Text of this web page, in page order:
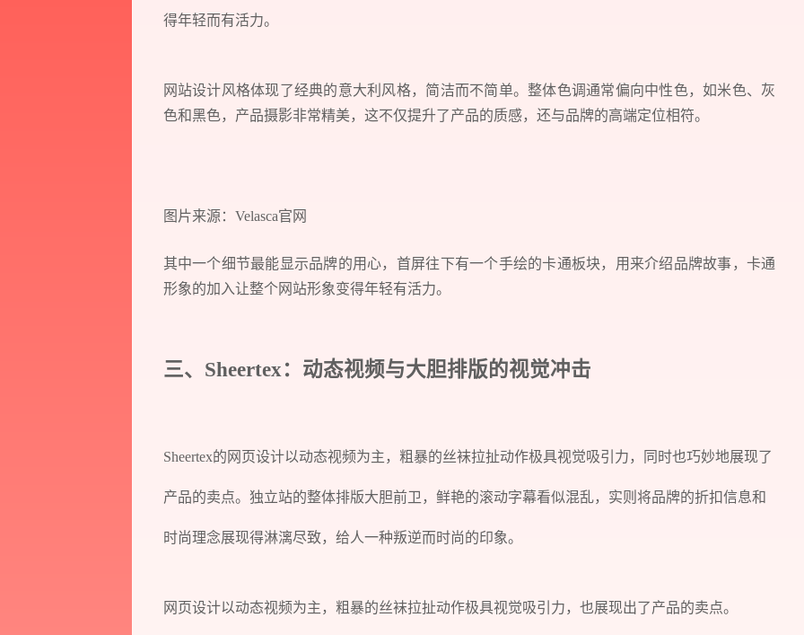
Think.
Action.
预约我们的数字化专家
您需要： 网站建设 数字产品研发 SEO搜索
得年轻而有活力。
网站设计风格体现了经典的意大利风格，简洁而不简单。整体色调通常偏向中性色，如米色、灰
色和黑色，产品摄影非常精美，这不仅提升了产品的质感，还与品牌的高端定位相符。
图片来源：Velasca官网
其中一个细节最能显示品牌的用心，首屏往下有一个手绘的卡通板块，用来介绍品牌故事，卡通
形象的加入让整个网站形象变得年轻有活力。
三、Sheertex：动态视频与大胆排版的视觉冲击
Sheertex的网页设计以动态视频为主，粗暴的丝袜拉扯动作极具视觉吸引力，同时也巧妙地展现了
产品的卖点。独立站的整体排版大胆前卫，鲜艳的滚动字幕看似混乱，实则将品牌的折扣信息和
时尚理念展现得淋漓尽致，给人一种叛逆而时尚的印象。
网页设计以动态视频为主，粗暴的丝袜拉扯动作极具视觉吸引力，也展现出了产品的卖点。